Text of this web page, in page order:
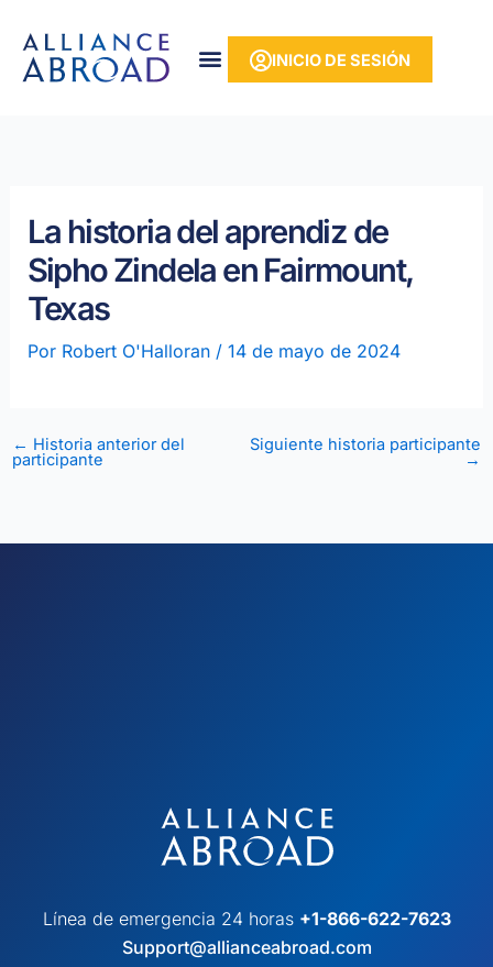
contenido
INICIO DE SESIÓN
La historia del aprendiz de
Sipho Zindela en Fairmount,
Texas
Por Robert O'Halloran / 14 de mayo de 2024
← Historia anterior del
participante
Siguiente historia participante
→
Línea de emergencia 24 horas +1-866-622-7623
Support@allianceabroad.com